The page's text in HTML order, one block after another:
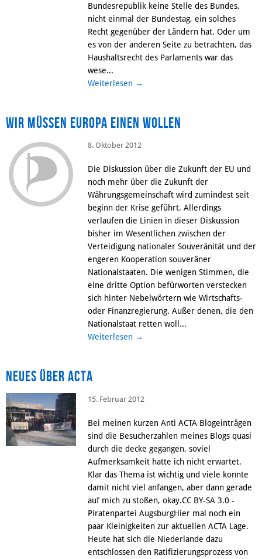
Bundesrepublik keine Stelle des Bundes,
nicht einmal der Bundestag, ein solches
Recht gegenüber der Ländern hat. Oder um
es von der anderen Seite zu betrachten, das
Haushaltsrecht des Parlaments war das
wese...
Weiterlesen →
Wir müssen Europa einen wollen
8. Oktober 2012
Die Diskussion über die Zukunft der EU und
noch mehr über die Zukunft der
Währungsgemeinschaft wird zumindest seit
beginn der Krise geführt. Allerdings
verlaufen die Linien in dieser Diskussion
bisher im Wesentlichen zwischen der
Verteidigung nationaler Souveränität und der
engeren Kooperation souveräner
Nationalstaaten. Die wenigen Stimmen, die
eine dritte Option befürworten verstecken
sich hinter Nebelwörtern wie Wirtschafts-
oder Finanzregierung. Außer denen, die den
Nationalstaat retten woll...
Weiterlesen →
Neues über ACTA
15. Februar 2012
Bei meinen kurzen Anti ACTA Blogeinträgen
sind die Besucherzahlen meines Blogs quasi
durch die decke gegangen, soviel
Aufmerksamkeit hatte ich nicht erwartet.
Klar das Thema ist wichtig und viele konnte
damit nicht viel anfangen, aber dann gerade
auf mich zu stoßen, okay.CC BY-SA 3.0 -
Piratenpartei AugsburgHier mal noch ein
paar Kleinigkeiten zur aktuellen ACTA Lage.
Heute hat sich die Niederlande dazu
entschlossen den Ratifizierungsprozess von